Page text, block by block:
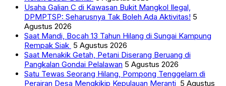
Usaha Galian C di Kawasan Bukit Mangkol Ilegal,
DPMPTSP: Seharusnya Tak Boleh Ada Aktivitas! 5
Agustus 2026
Saat Mandi, Bocah 13 Tahun Hilang di Sungai Kampung
Rempak Siak 5 Agustus 2026
Saat Menakik Getah, Petani Diserang Beruang di
Pangkalan Gondai Pelalawan 5 Agustus 2026
Satu Tewas Seorang Hilang, Pompong Tenggelam di
Perairan Desa Mengkikip Kepulauan Meranti 5 Agustus